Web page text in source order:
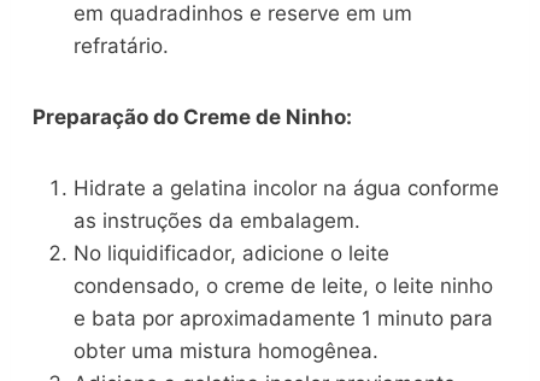
em quadradinhos e reserve em um
refratário.
Preparação do Creme de Ninho:
Hidrate a gelatina incolor na água conforme
as instruções da embalagem.
No liquidificador, adicione o leite
condensado, o creme de leite, o leite ninho
e bata por aproximadamente 1 minuto para
obter uma mistura homogênea.